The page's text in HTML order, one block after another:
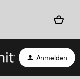
Anmelden